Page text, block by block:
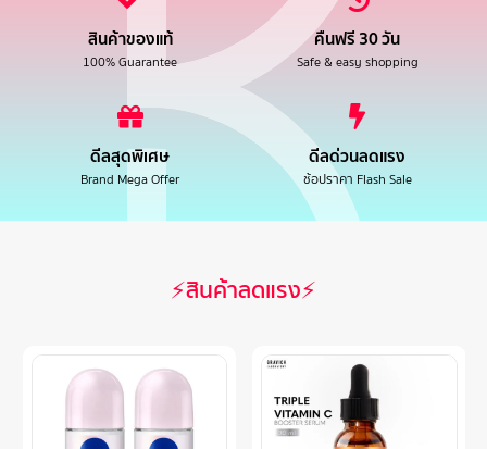
สินค้าของแท้
100% Guarantee
คืนฟรี 30 วัน
Safe & easy shopping
ดีลสุดพิเศษ
Brand Mega Offer
ดีลด่วนลดแรง
ช้อปราคา Flash Sale
⚡สินค้าลดแรง⚡